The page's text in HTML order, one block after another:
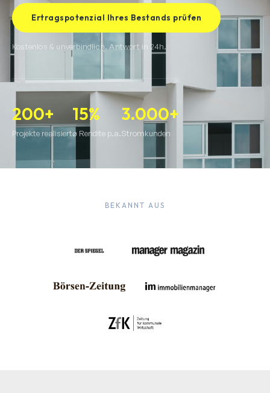
Ertragspotenzial Ihres Bestands prüfen
Kostenlos & unverbindlich. Antwort in 24h.
200+
Projekte realisiert
15%
⌀ Rendite p.a.
3.000+
Stromkunden
BEKANNT AUS